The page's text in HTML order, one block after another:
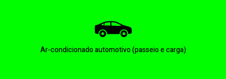
Ar-condicionado automotivo (passeio e carga)